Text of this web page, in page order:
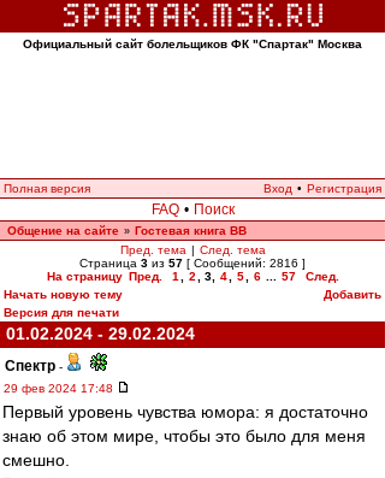
Официальный сайт болельщиков ФК "Спартак" Москва
Полная версия Вход • Регистрация
FAQ • Поиск
Общение на сайте » Гостевая книга ВВ
Пред. тема | След. тема
Страница 3 из 57 [ Сообщений: 2816 ]
На страницу Пред. 1 2 3, 4 5 6 57
След.
Начать новую тему
Добавить
Версия для печати
01.02.2024 - 29.02.2024
Спектр -
29 фев 2024 17:48
Первый уровень чувства юмора: я достаточно
знаю об этом мире, чтобы это было для меня
смешно.